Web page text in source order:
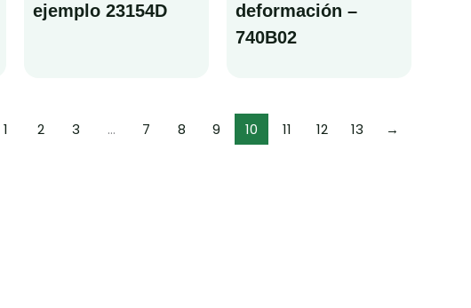
ejemplo 23154D
deformación –
740B02
1 2 3 … 7 8 9 10 11 12 13 →